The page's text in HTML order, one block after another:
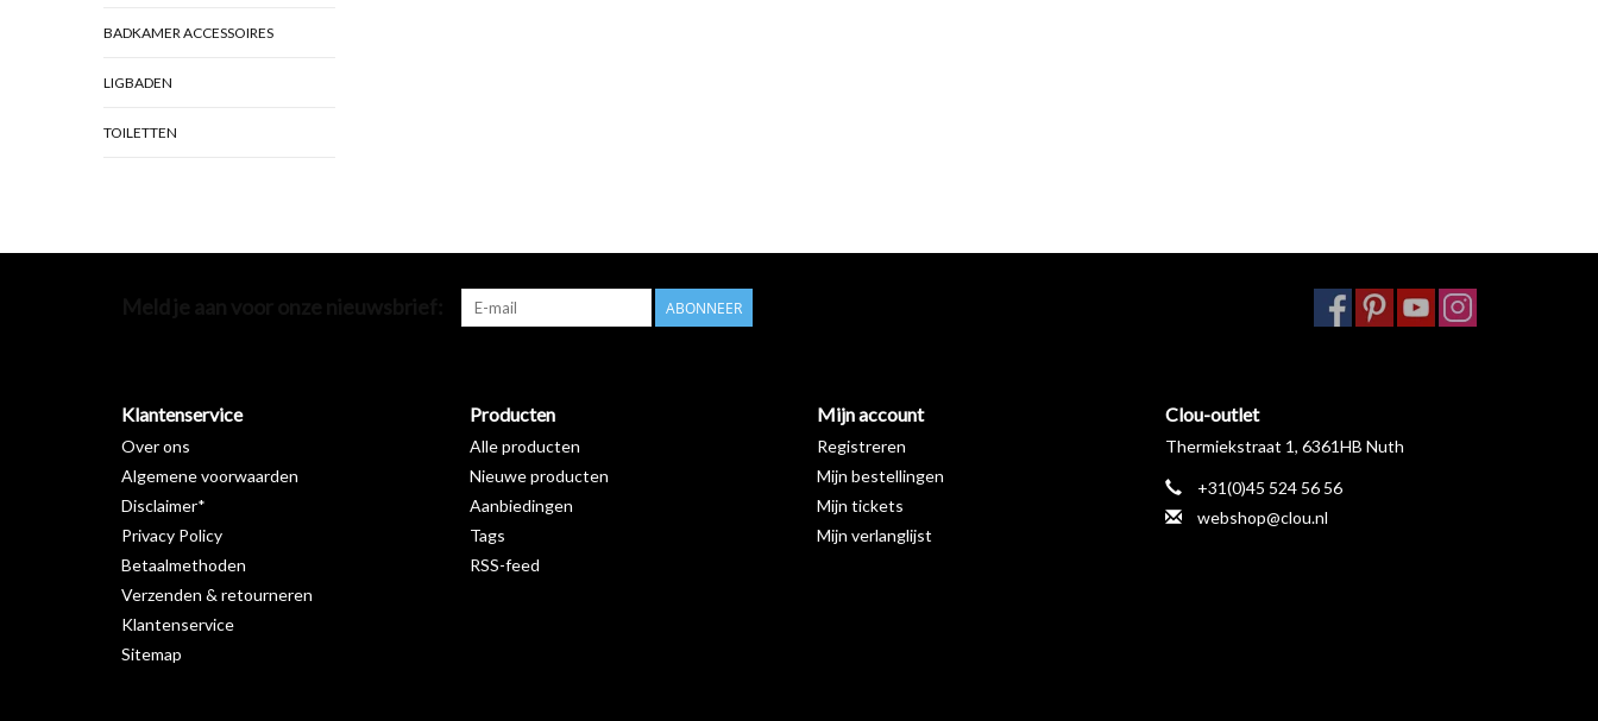
BADKAMER ACCESSOIRES
LIGBADEN
TOILETTEN
ABONNEER
Klantenservice
Over ons
Algemene voorwaarden
Disclaimer*
Privacy Policy
Betaalmethoden
Verzenden & retourneren
Klantenservice
Sitemap
Producten
Alle producten
Nieuwe producten
Aanbiedingen
Tags
RSS-feed
Mijn account
Registreren
Mijn bestellingen
Mijn tickets
Mijn verlanglijst
Clou-outlet
Thermiekstraat 1, 6361HB Nuth
+31(0)45 524 56 56
webshop@clou.nl